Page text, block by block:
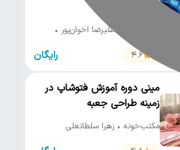
مکتب‌خونه • علیرضا اخوان‌پور •
کلاس ویژن
4.6
رایگان
مینی دوره آموزش فتوشاپ در
زمینه طراحی جعبه
مکتب‌خونه • زهرا سلطانعلی